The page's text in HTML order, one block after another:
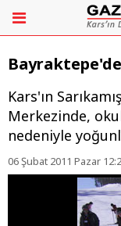
Bayraktepe'de
Kars'ın
Merkezinde,
nedeniyle
06 Şubat 2011 Pazar